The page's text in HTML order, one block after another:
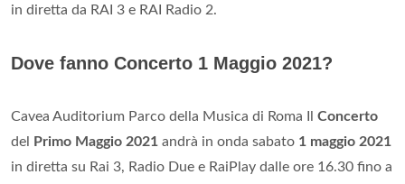
in diretta da RAI 3 e RAI Radio 2.
Dove fanno Concerto 1 Maggio 2021?
Cavea Auditorium Parco della Musica di Roma Il Concerto
del
Primo Maggio 2021 andrà in onda sabato 1 maggio 2021
in diretta su Rai 3, Radio Due e RaiPlay dalle ore 16.30 fino a